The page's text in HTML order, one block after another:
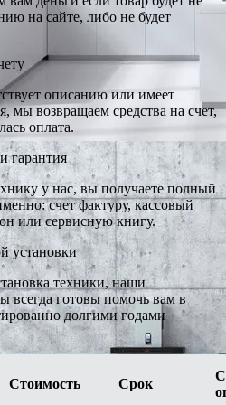
на сайте, либо не будет
описанию или имеет
мы возвращаем средства на счет,
оплата.
гарантия
у нас, вы получаете полный
счет фактуру, кассовый
или сервисную книгу.
установки
техники, наши
всегда готовы помочь вам в
долгими годами
Стоимость Срок